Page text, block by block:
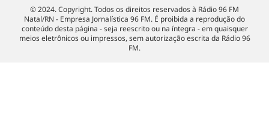
© 2024. Copyright. Todos os direitos reservados à Rádio 96 FM
Natal/RN - Empresa Jornalística 96 FM. É proibida a reprodução do
conteúdo desta página - seja reescrito ou na íntegra - em quaisquer
meios eletrônicos ou impressos, sem autorização escrita da Rádio 96
FM.